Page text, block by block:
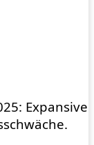
Expansive